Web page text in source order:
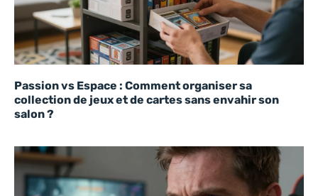
Passion vs Espace : Comment organiser sa
collection de jeux et de cartes sans envahir son
salon ?